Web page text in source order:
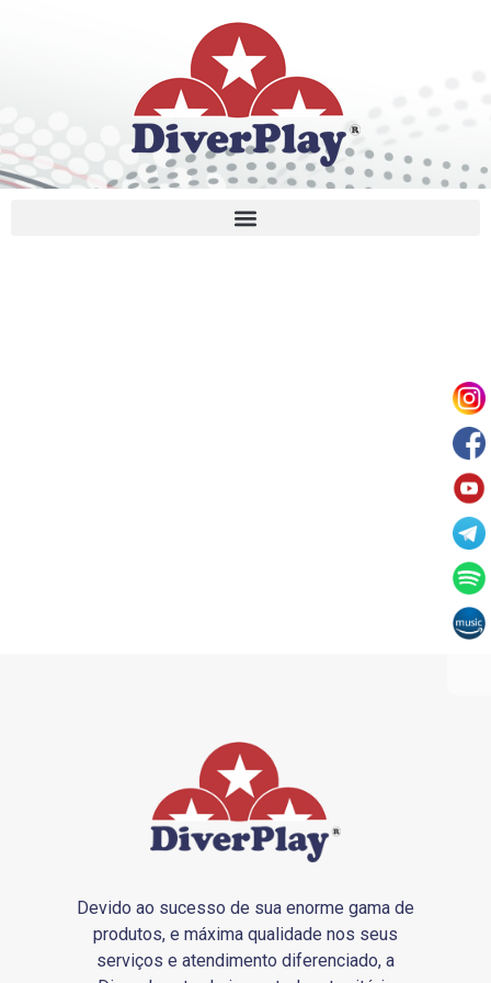
Devido ao sucesso de sua enorme gama de
produtos, e máxima qualidade nos seus
serviços e atendimento diferenciado, a